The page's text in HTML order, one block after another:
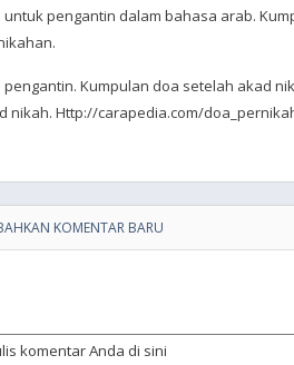
untuk pengantin dalam bahasa arab.
pengantin. Kumpulan doa setelah akad
nikah. Http://carapedia.com/
KOMENTAR BARU